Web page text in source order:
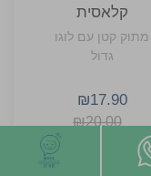
קלאסית
ממותגת
מתוק קטן עם לוגו
גדול
₪17.90
₪20.00